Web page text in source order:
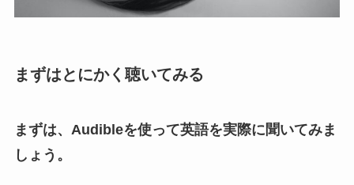
まずはとにかく聴いてみる
まずは、Audibleを使って英語を実際に聞いてみま
しょう。